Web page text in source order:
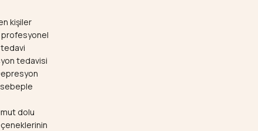
kişiler
profesyonel
tedavi
tedavisi
sebeple
dolu